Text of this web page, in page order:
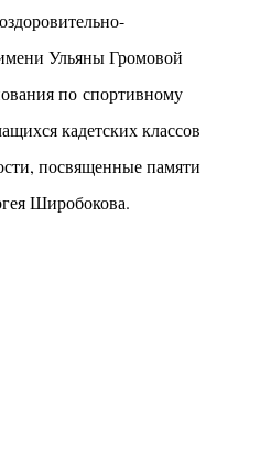
Ульяны Громовой
по спортивному
кадетских классов
посвященные памяти
Широбокова.